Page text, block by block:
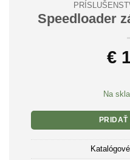
Speedloader
€
Na
PRIDAŤ